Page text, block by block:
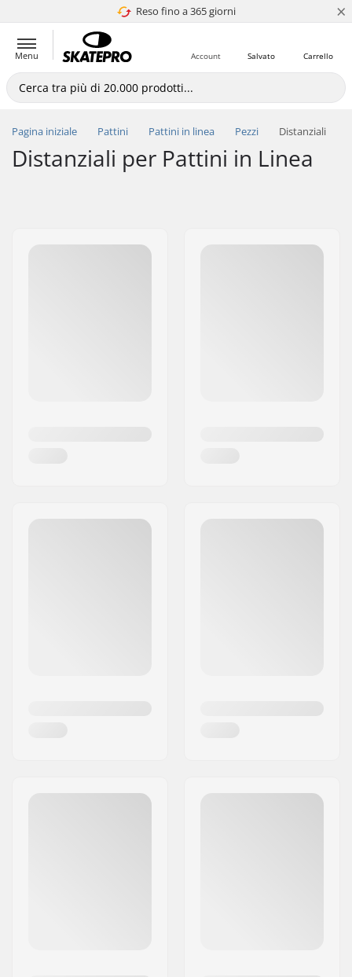
Reso fino a 365 giorni
4.8 di 5 ×
Menu Carrello
Salvato
Account
Pagina iniziale Pattini Pattini in linea Pezzi Distanziali
Distanziali per Pattini in Linea